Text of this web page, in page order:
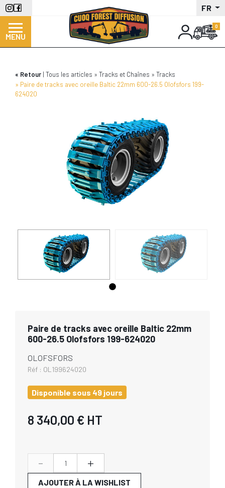
Aller
au
contenu
principal
FR
MENU
Retour Tous les articles Tracks et Chaînes
Tracks
Paire de tracks avec oreille Baltic 22mm 600-26.5 Olofsfors 199-
624020
Paire de tracks avec oreille Baltic 22mm
600-26.5 Olofsfors 199-624020
OLOFSFORS
Réf : OL199624020
Disponible sous 49 jours
8 340,00 € HT
- +
AJOUTER À LA WISHLIST